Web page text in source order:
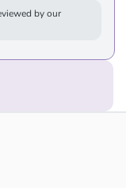
by our